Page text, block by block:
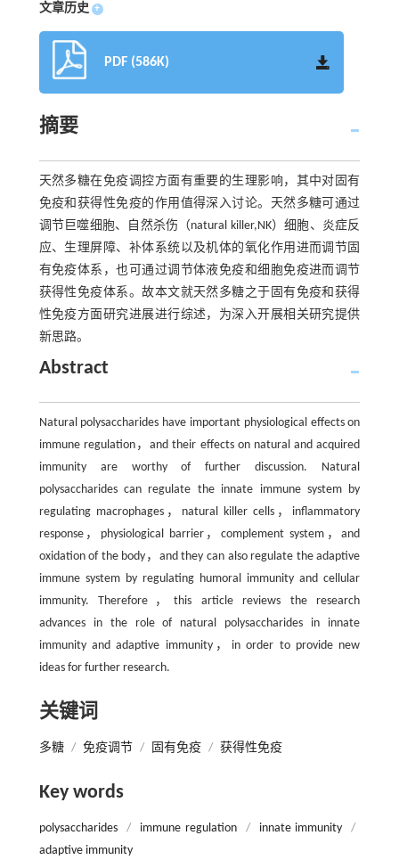
文章历史 +
PDF (586K)
摘要
天然多糖在免疫调控方面有重要的生理影响，其中对固有
免疫和获得性免疫的作用值得深入讨论。天然多糖可通过
调节巨噬细胞、自然杀伤（natural killer,NK）细胞、炎症反
应、生理屏障、补体系统以及机体的氧化作用进而调节固
有免疫体系，也可通过调节体液免疫和细胞免疫进而调节
获得性免疫体系。故本文就天然多糖之于固有免疫和获得
性免疫方面研究进展进行综述，为深入开展相关研究提供
新思路。
Abstract
Natural polysaccharides have important physiological effects on
immune regulation，and their effects on natural and acquired
immunity are worthy of further discussion. Natural
polysaccharides can regulate the innate immune system by
regulating macrophages，natural killer cells，inflammatory
response，physiological barrier，complement system，and
oxidation of the body，and they can also regulate the adaptive
immune system by regulating humoral immunity and cellular
immunity. Therefore，this article reviews the research
advances in the role of natural polysaccharides in innate
immunity and adaptive immunity，in order to provide new
ideas for further research.
关键词
多糖 / 免疫调节 / 固有免疫 / 获得性免疫
Key words
polysaccharides / immune regulation / innate immunity
/
adaptive immunity